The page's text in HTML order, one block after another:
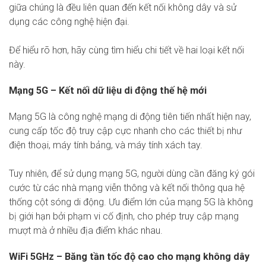
giữa chúng là đều liên quan đến kết nối không dây và sử
dụng các công nghệ hiện đại.
Để hiểu rõ hơn, hãy cùng tìm hiểu chi tiết về hai loại kết nối
này.
Mạng 5G – Kết nối dữ liệu di động thế hệ mới
Mạng 5G là công nghệ mạng di động tiên tiến nhất hiện nay,
cung cấp tốc độ truy cập cực nhanh cho các thiết bị như
điện thoại, máy tính bảng, và máy tính xách tay.
Tuy nhiên, để sử dụng mạng 5G, người dùng cần đăng ký gói
cước từ các nhà mạng viễn thông và kết nối thông qua hệ
thống cột sóng di động. Ưu điểm lớn của mạng 5G là không
bị giới hạn bởi phạm vi cố định, cho phép truy cập mạng
mượt mà ở nhiều địa điểm khác nhau.
WiFi 5GHz – Băng tần tốc độ cao cho mạng không dây